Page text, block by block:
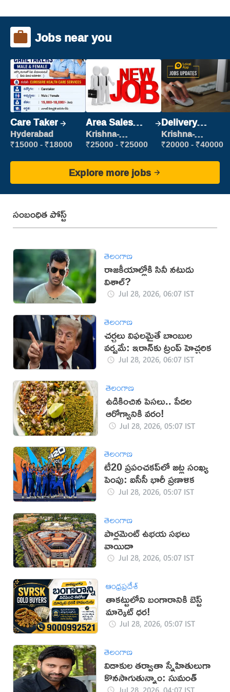
Jobs near you
Care Taker
Hyderabad
₹15000 - ₹18000
Area Sales
Manager (Field
Sales)
Krishna-
vijayawada
₹25000 - ₹25000
Delivery
Executive
Krishna-
vijayawada
₹20000 - ₹40000
Explore more jobs
సంబంధిత పోస్ట్
తెలంగాణ
రాజకీయాల్లోకి సినీ నటుడు
విశాల్‌?
Jul 28, 2026, 06:07 IST
తెలంగాణ
చర్చలు విఫలమైతే బాంబుల
వర్షమే: ఇరాన్‌కు ట్రంప్ హెచ్చరిక
Jul 28, 2026, 06:07 IST
తెలంగాణ
ఉడికించిన పెసలు.. పేదల
ఆరోగ్యానికి వరం!
Jul 28, 2026, 05:07 IST
తెలంగాణ
టీ20 ప్రపంచకప్‌లో జట్ల సంఖ్య
పెంపు: ఐసీసీ భారీ ప్రణాళిక
Jul 28, 2026, 05:07 IST
తెలంగాణ
పార్లమెంట్ ఉభయ సభలు
వాయిదా
Jul 28, 2026, 05:07 IST
ఆంధ్రప్రదేశ్
తాకట్టులోని బంగారానికి బెస్ట్
మార్కెట్ ధర!
Jul 28, 2026, 05:07 IST
తెలంగాణ
విడాకుల తర్వాతా స్నేహితులుగా
కొనసాగుతున్నాం: సుమంత్
Jul 28, 2026, 04:07 IST